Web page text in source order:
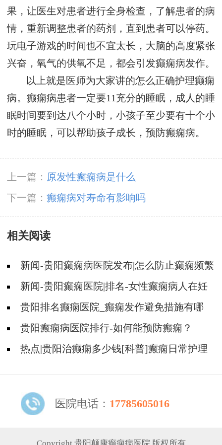
果，让医生对患者进行全身检查，了解患者的病
情，重新调整患者的药剂，直到患者可以停药。
玩电子游戏的时间也不宜太长，大脑的高度紧张
兴奋，氧气的供氧不足，都会引发癫痫病发作。
以上就是医师为大家讲的怎么正确护理癫痫
病。癫痫病患者一定要11充分的睡眠，成人的睡
眠时间要到达八个小时，小孩子至少要有十个小
时的睡眠，可以帮助孩子成长，预防癫痫病。
上一篇： 原发性癫痫病是什么
下一篇： 癫痫病对寿命有影响吗
相关阅读
新闻-贵阳癫痫病医院发布|怎么防止癫痫频繁
发作?新闻-贵阳癫痫医院|排名-女性癫痫病人在妊
娠期要注意哪些护理？
贵阳排名癫痫医院_癫痫发作避免措施有哪
些？贵阳癫痫病医院排行-如何能预防癫痫？
热点|贵阳治癫痫多少钱[科普]癫痫日常护理
医院电话： 17785605016